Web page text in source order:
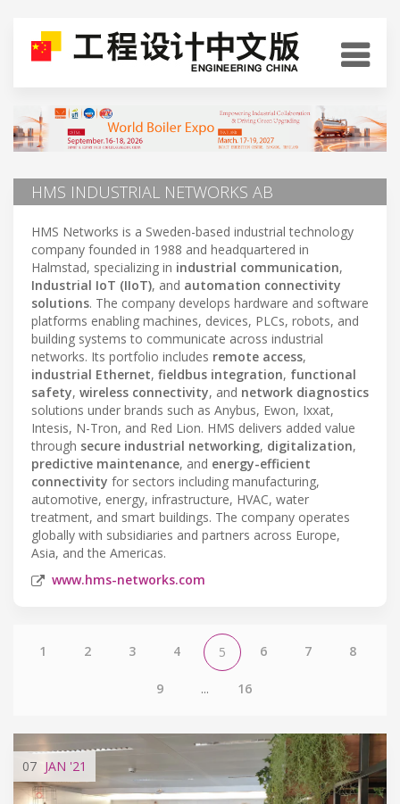
HMS INDUSTRIAL NETWORKS AB
HMS Networks is a Sweden-based industrial technology
company founded in 1988 and headquartered in
Halmstad, specializing in industrial communication,
Industrial IoT (IIoT), and automation connectivity
solutions. The company develops hardware and software
platforms enabling machines, devices, PLCs, robots, and
building systems to communicate across industrial
networks. Its portfolio includes remote access,
industrial Ethernet, fieldbus integration, functional
safety, wireless connectivity, and network diagnostics
solutions under brands such as Anybus, Ewon, Ixxat,
Intesis, N-Tron, and Red Lion. HMS delivers added value
through secure industrial networking, digitalization,
predictive maintenance, and energy-efficient
connectivity for sectors including manufacturing,
automotive, energy, infrastructure, HVAC, water
treatment, and smart buildings. The company operates
globally with subsidiaries and partners across Europe,
Asia, and the Americas.
www.hms-networks.com
1 2 3 4 5 6 7 8
9 ... 16
07 JAN '21